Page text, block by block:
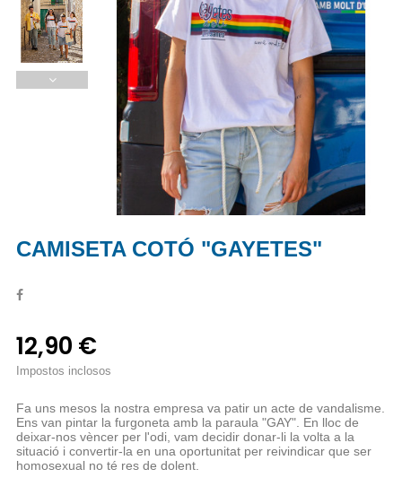
CAMISETA COTÓ "GAYETES"
12,90 €
Impostos inclosos
Fa uns mesos la nostra empresa va patir un acte de vandalisme.
Ens van pintar la furgoneta amb la paraula "GAY". En lloc de
deixar-nos vèncer per l'odi, vam decidir donar-li la volta a la
situació i convertir-la en una oportunitat per reivindicar que ser
homosexual no té res de dolent.